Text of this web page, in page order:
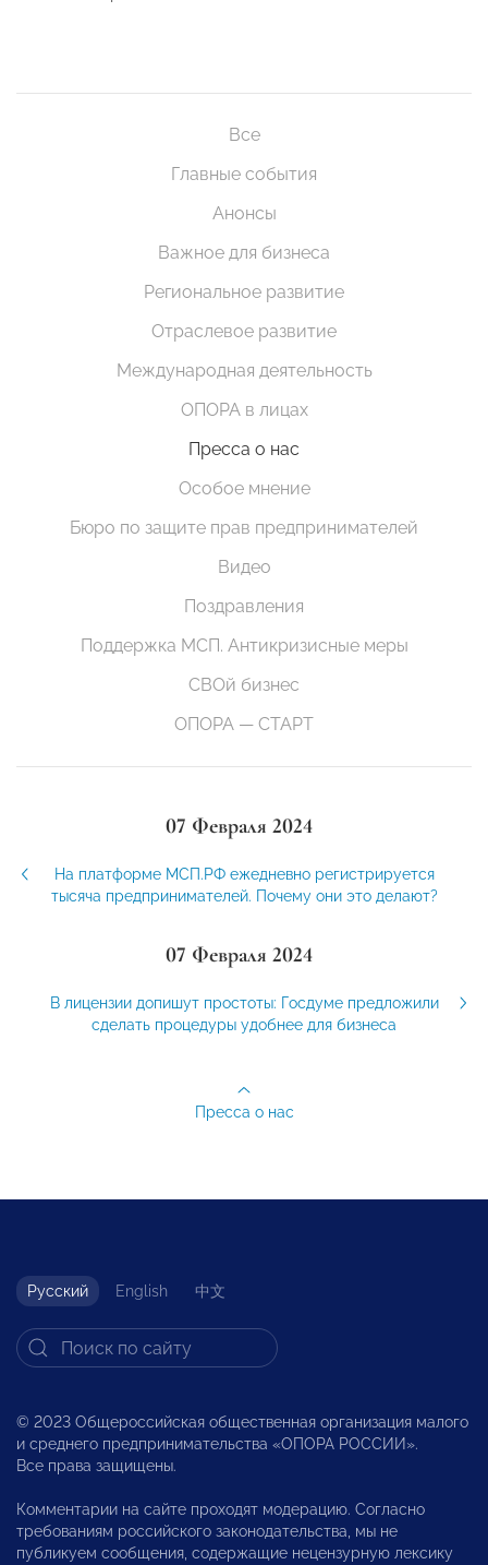
Все
Главные события
Анонсы
Важное для бизнеса
Региональное развитие
Отраслевое развитие
Международная деятельность
ОПОРА в лицах
Пресса о нас
Особое мнение
Бюро по защите прав предпринимателей
Видео
Поздравления
Поддержка МСП. Антикризисные меры
СВОй бизнес
ОПОРА — СТАРТ
07 Февраля 2024
На платформе МСП.РФ ежедневно регистрируется
тысяча предпринимателей. Почему они это делают?
07 Февраля 2024
В лицензии допишут простоты: Госдуме предложили
сделать процедуры удобнее для бизнеса
Пресса о нас
Русский English 中文
© 2023 Общероссийская общественная организация малого
и среднего предпринимательства «ОПОРА РОССИИ».
Все права защищены.
Комментарии на сайте проходят модерацию. Согласно
требованиям российского законодательства, мы не
публикуем сообщения, содержащие нецензурную лексику